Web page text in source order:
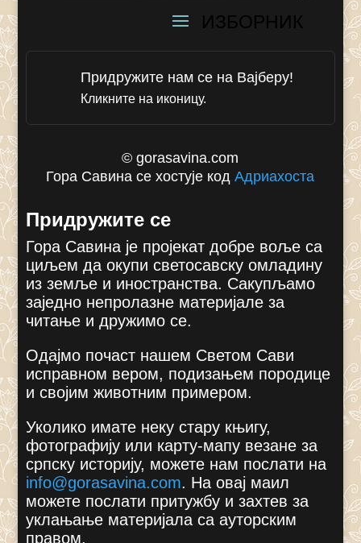
Придружите нам се на Вајберу!
Кликните на иконицу.
© gorasavina.com
Гора Савина се хостује кодАдриахоста
Придружите се
Гора Савина је пројекат добре воље са
циљем да окупи светосавску омладину
из земље и иностранства. Сакупљамо
заједно непролазне материјале за
читање и дружимо се.
Одајмо почаст нашем Светом Сави
исправном вером, подизањем породице
и својим животним примером.
Уколико имате неку стару књигу,
фотографију или карту-мапу везане за
српску историју, можете нам послати на
info@gorasavina.com. На овај маил
можете послати притужбу и захтев за
уклањање материјала са ауторским
правом.